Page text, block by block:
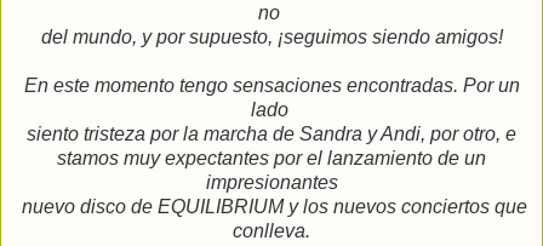
no
del mundo, y por supuesto, ¡seguimos siendo amigos!
En este momento tengo sensaciones encontradas. Por un
lado
siento tristeza por la marcha de Sandra y Andi, por otro, e
stamos muy expectantes por el lanzamiento de un
impresionantes
nuevo disco de EQUILIBRIUM y los nuevos conciertos que
conlleva.